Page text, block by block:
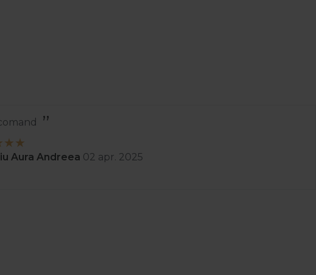
Aura Andreea 02 apr. 2025